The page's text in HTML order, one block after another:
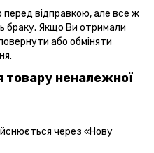
перед відправкою, але все ж
браку. Якщо Ви отримали
або обміняти
товару неналежної
через «Нову